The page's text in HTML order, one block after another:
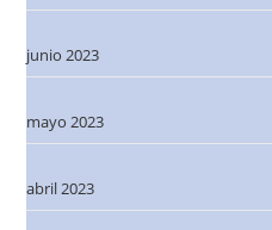
junio 2023
mayo 2023
abril 2023